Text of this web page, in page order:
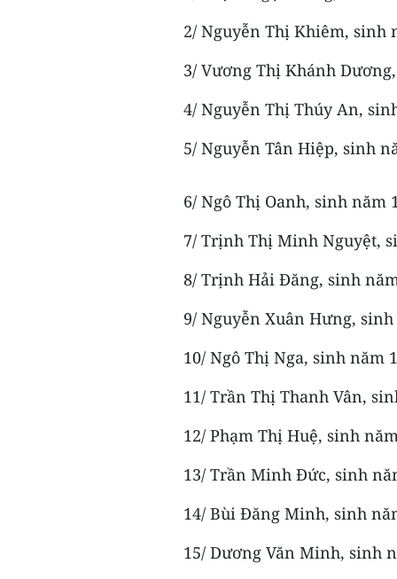
2/ Nguyễn Thị Khiêm, sinh
3/ Vương Thị Khánh
4/ Nguyễn Thị Thúy An,
5/ Nguyễn Tân Hiệp, sinh
6/ Ngô Thị Oanh, sinh năm
7/ Trịnh Thị Minh Nguyệt,
8/ Trịnh Hải Đăng, sinh
9/ Nguyễn Xuân Hưng,
10/ Ngô Thị Nga, sinh năm
11/ Trần Thị Thanh Vân,
12/ Phạm Thị Huệ, sinh
13/ Trần Minh Đức, sinh
14/ Bùi Đăng Minh, sinh
15/ Dương Văn Minh, sinh